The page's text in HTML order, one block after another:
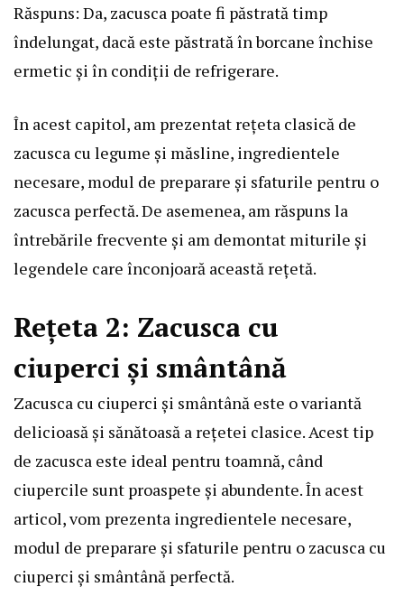
Răspuns: Da, zacusca poate fi păstrată timp
îndelungat, dacă este păstrată în borcane închise
ermetic și în condiții de refrigerare.
În acest capitol, am prezentat rețeta clasică de
zacusca cu legume și măsline, ingredientele
necesare, modul de preparare și sfaturile pentru o
zacusca perfectă. De asemenea, am răspuns la
întrebările frecvente și am demontat miturile și
legendele care înconjoară această rețetă.
Rețeta 2: Zacusca cu
ciuperci și smântână
Zacusca cu ciuperci și smântână este o variantă
delicioasă și sănătoasă a rețetei clasice. Acest tip
de zacusca este ideal pentru toamnă, când
ciupercile sunt proaspete și abundente. În acest
articol, vom prezenta ingredientele necesare,
modul de preparare și sfaturile pentru o zacusca cu
ciuperci și smântână perfectă.